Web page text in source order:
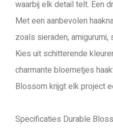
waarbij elk detail telt. Een
Met een aanbevolen
zoals sieraden,
Kies uit schitterende
charmante bloemetjes
Blossom krijgt elk project
Specificaties Durable